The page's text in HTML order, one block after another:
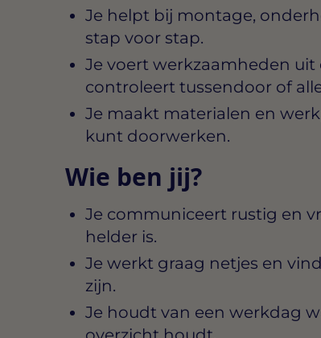
Je helpt bij montage,
stap voor stap.
Je voert werkzaamheden
controleert tussendoor of
Je maakt materialen en
kunt doorwerken.
Wie ben jij?
Je communiceert rustig en
helder is.
Je werkt graag netjes en
zijn.
Je houdt van een werkdag